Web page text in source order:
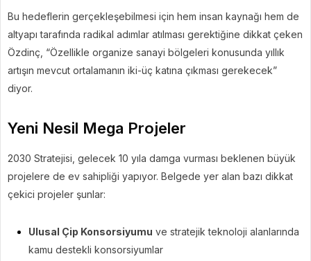
Bu hedeflerin gerçekleşebilmesi için hem insan kaynağı hem de
altyapı tarafında radikal adımlar atılması gerektiğine dikkat çeken
Özdinç, “Özellikle organize sanayi bölgeleri konusunda yıllık
artışın mevcut ortalamanın iki-üç katına çıkması gerekecek”
diyor.
Yeni Nesil Mega Projeler
2030 Stratejisi, gelecek 10 yıla damga vurması beklenen büyük
projelere de ev sahipliği yapıyor. Belgede yer alan bazı dikkat
çekici projeler şunlar:
Ulusal Çip Konsorsiyumu ve stratejik teknoloji alanlarında
kamu destekli konsorsiyumlar